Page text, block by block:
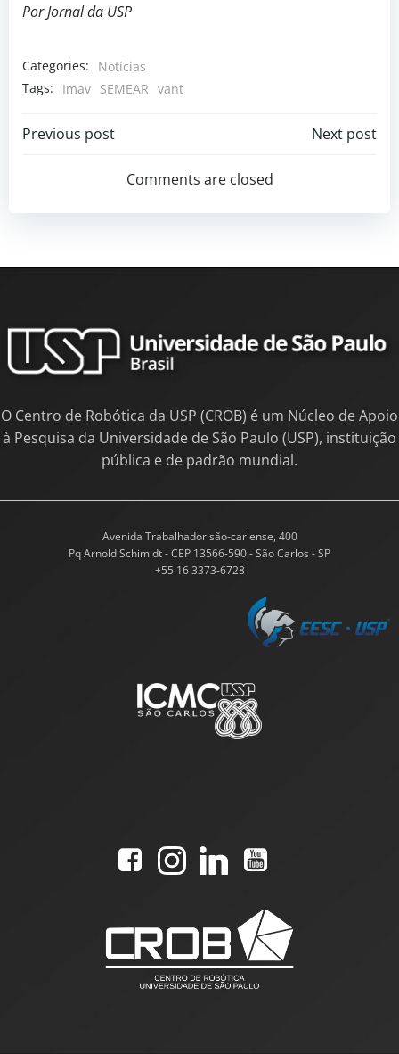
Por Jornal da USP
Categories:
Notícias
Tags:
Imav SEMEAR vant
Previous post Next post
Comments are closed
O Centro de Robótica da USP (CROB) é um Núcleo de Apoio
à Pesquisa da Universidade de São Paulo (USP), instituição
pública e de padrão mundial.
Avenida Trabalhador são-carlense, 400
Pq Arnold Schimidt - CEP 13566-590 - São Carlos - SP
+55 16 3373-6728